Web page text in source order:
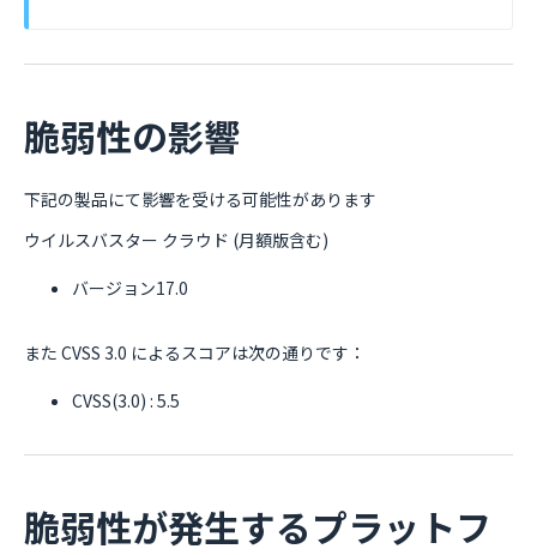
脆弱性の影響
下記の製品にて影響を受ける可能性があります
ウイルスバスター クラウド (月額版含む)
バージョン17.0
また CVSS 3.0 によるスコアは次の通りです：
CVSS(3.0) : 5.5
脆弱性が発生するプラットフ